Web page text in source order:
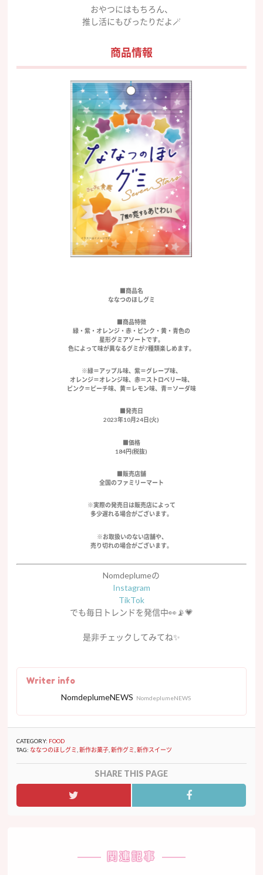
おやつにはもちろん、
推し活にもぴったりだよ🪄
商品情報
■商品名
ななつのほしグミ
■商品特徴
緑・紫・オレンジ・赤・ピンク・黄・青色の
星形グミアソートです。
色によって味が異なるグミが7種類楽しめます。
※緑＝アップル味、紫＝グレープ味、
オレンジ＝オレンジ味、赤＝ストロベリー味、
ピンク＝ピーチ味、黄＝レモン味、青＝ソーダ味
■発売日
2023年10月24日(火)
■価格
184円(税抜)
■販売店舗
全国のファミリーマート
※実際の発売日は販売店によって
多少遅れる場合がございます。
※お取扱いのない店舗や、
売り切れの場合がございます。
Nomdeplumeの
Instagram
TikTok
でも毎日トレンドを発信中👀📡💗
是非チェックしてみてね✨
Writer info
NomdeplumeNEWS NomdeplumeNEWS
CATEGORY: FOOD
TAG: ななつのほしグミ ,新作お菓子 ,新作グミ ,新作スイーツ
SHARE THIS PAGE
関連記事